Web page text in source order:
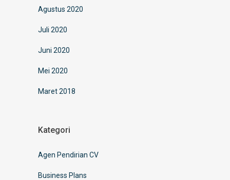
Agustus 2020
Juli 2020
Juni 2020
Mei 2020
Maret 2018
Kategori
Agen Pendirian CV
Business Plans